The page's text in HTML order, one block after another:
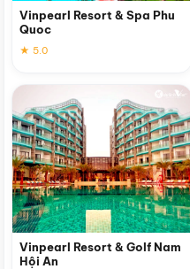
Vinpearl Resort & Spa Phu
Quoc
★ 5.0
Vinpearl Resort & Golf Nam
Hội An